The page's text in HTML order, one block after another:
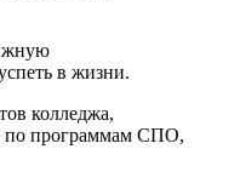
в жизни.
колледжа,
по программам СПО,